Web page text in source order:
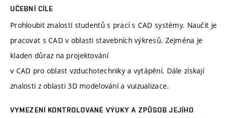
UČEBNÍ CÍLE
Prohloubit znalosti studentů s prací s CAD systémy. Naučit je
pracovat s CAD v oblasti stavebních výkresů. Zejména je
kladen důraz na projektování
v CAD pro oblast vzduchotechniky a vytápění. Dále získají
znalosti z oblasti 3D modelování a vuizualizace.
VYMEZENÍ KONTROLOVANÉ VÝUKY A ZPŮSOB JEJÍHO